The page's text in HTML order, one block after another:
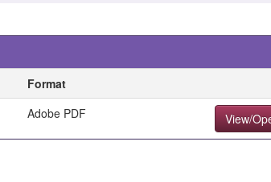
Format
Adobe PDF View/